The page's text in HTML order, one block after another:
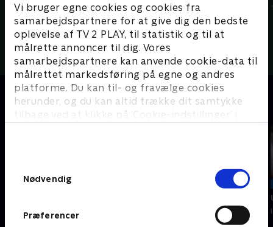
Vi bruger egne cookies og cookies fra
samarbejdspartnere for at give dig den bedste
oplevelse af TV 2 PLAY, til statistik og til at
målrette annoncer til dig. Vores
samarbejdspartnere kan anvende cookie-data til
målrettet markedsføring på egne og andres
platforme. Du kan til- og fravælge cookies
herunder, og du kan altid trække dit samtykke
tilbage ved at klikke på ’Cookie-indstillinger’ i
Nødvendig
Præferencer
3F Superliga - Højdepunkter 3F Superliga - Højdepunkter
Flere højdepunkter her
Fik du ikke set det live?
min
Randers FC-Lyngby Boldklub